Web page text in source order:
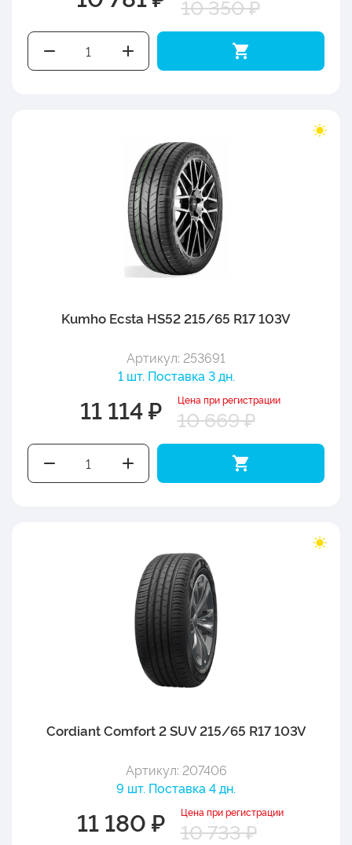
10 350 ₽
Kumho Ecsta HS52 215/65 R17 103V
Артикул: 253691
1 шт. Поставка 3 дн.
11 114 ₽ Цена при регистрации
10 669 ₽
Cordiant Comfort 2 SUV 215/65 R17 103V
Артикул: 207406
9 шт. Поставка 4 дн.
11 180 ₽ Цена при регистрации
10 733 ₽